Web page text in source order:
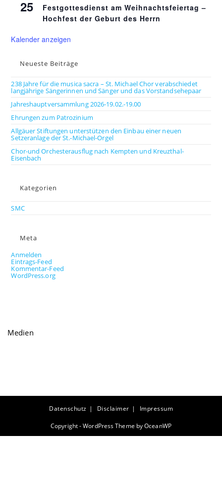
25
Festgottesdienst am Weihnachtsfeiertag –
Hochfest der Geburt des Herrn
Kalender anzeigen
Neueste Beiträge
238 Jahre für die musica sacra – St. Michael Chor verabschiedet
langjährige Sängerinnen und Sänger und das Vorstandsehepaar
Jahreshauptversammlung 2026-19.02.-19.00
Ehrungen zum Patrozinium
Allgäuer Stiftungen unterstützen den Einbau einer neuen
Setzeranlage der St.-Michael-Orgel
Chor-und Orchesterausflug nach Kempten und Kreuzthal-
Eisenbach
Kategorien
SMC
Meta
Anmelden
Eintrags-Feed
Kommentar-Feed
WordPress.org
Medien
Datenschutz Disclaimer Impressum
Copyright - WordPress Theme by OceanWP